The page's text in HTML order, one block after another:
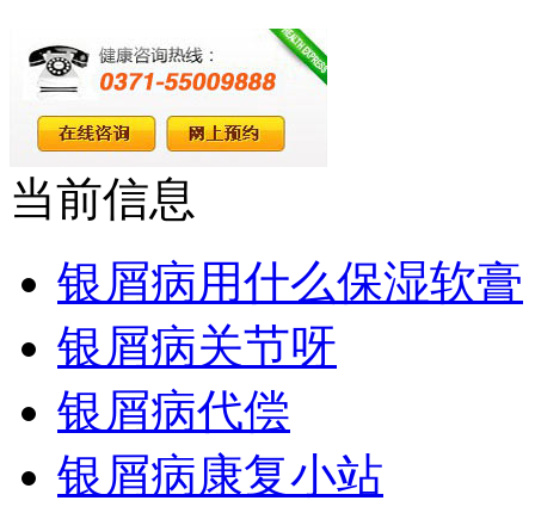
当前信息
银屑病用什么保湿软膏
银屑病关节呀
银屑病代偿
银屑病康复小站